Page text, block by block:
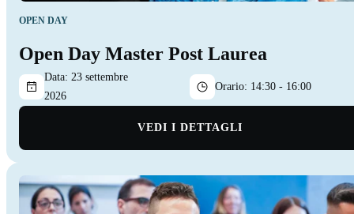
OPEN DAY
Open Day Master Post Laurea
Data: 23 settembre
2026
Orario: 14:30 - 16:00
VEDI I DETTAGLI